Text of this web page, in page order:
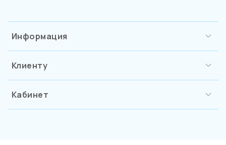
Информация
Клиенту
Кабинет